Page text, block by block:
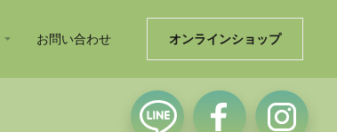
お問い合わせ オンラインショップ